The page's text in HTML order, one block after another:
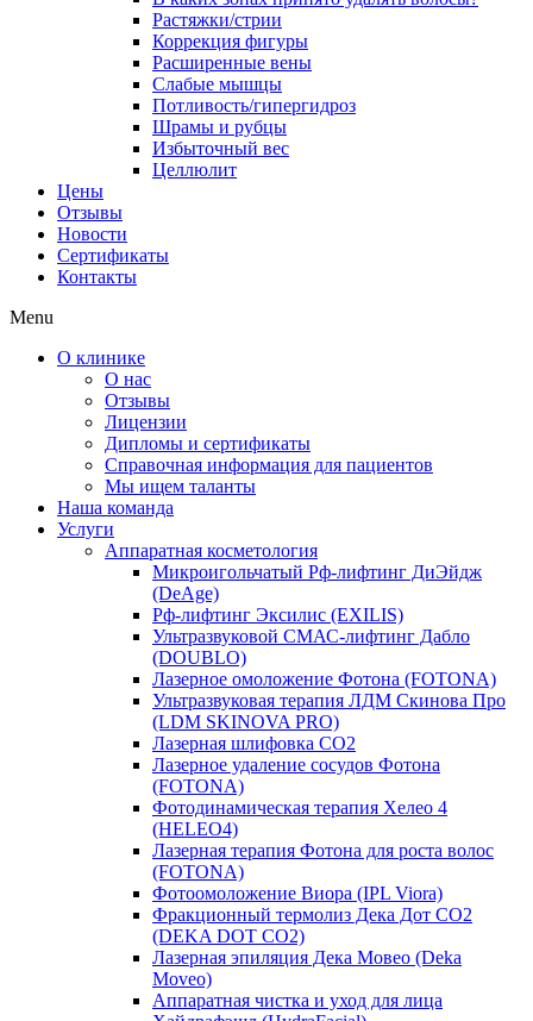
Растяжки/стрии
Коррекция фигуры
Расширенные вены
Слабые мышцы
Потливость/гипергидроз
Шрамы и рубцы
Избыточный вес
Целлюлит
Цены
Отзывы
Новости
Сертификаты
Контакты
Menu
О клинике
О нас
Отзывы
Лицензии
Дипломы и сертификаты
Справочная информация для пациентов
Мы ищем таланты
Наша команда
Услуги
Аппаратная косметология
Микроигольчатый Рф-лифтинг ДиЭйдж
(DeAge)
Рф-лифтинг Эксилис (EXILIS)
Ультразвуковой СМАС-лифтинг Дабло
(DOUBLO)
Лазерное омоложение Фотона (FOTONA)
Ультразвуковая терапия ЛДМ Скинова Про
(LDM SKINOVA PRO)
Лазерная шлифовка CO2
Лазерное удаление сосудов Фотона
(FOTONA)
Фотодинамическая терапия Хелео 4
(HELEO4)
Лазерная терапия Фотона для роста волос
(FOTONA)
Фотоомоложение Виора (IPL Viora)
Фракционный термолиз Дека Дот СО2
(DEKA DOT CO2)
Лазерная эпиляция Дека Мовео (Deka
Moveo)
Аппаратная чистка и уход для лица